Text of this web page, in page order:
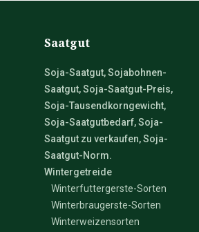
Saatgut
Soja-Saatgut, Sojabohnen-
Saatgut, Soja-Saatgut-Preis,
Soja-Tausendkorngewicht,
Soja-Saatgutbedarf, Soja-
Saatgut zu verkaufen, Soja-
Saatgut-Norm.
Wintergetreide
Winterfuttergerste-Sorten
Winterbraugerste-Sorten
Winterweizensorten